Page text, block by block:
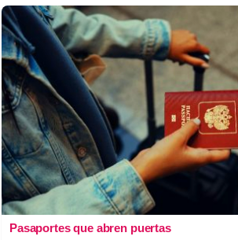
Pasaportes que abren puertas